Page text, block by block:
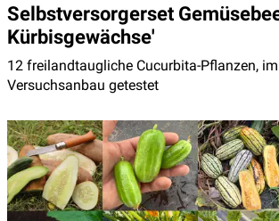
Selbstversorgerset
Kürbisgewächse'
12 freilandtaugliche Cucurbita-Pflanzen,
Versuchsanbau getestet